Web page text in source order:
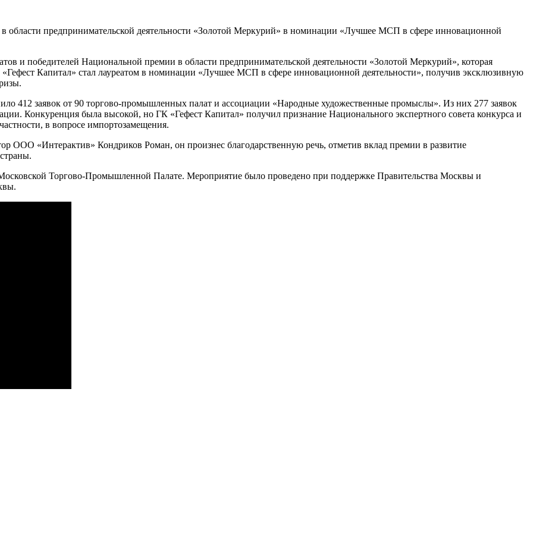
предпринимательской деятельности «Золотой Меркурий» в номинации «Лучшее МСП в сфере инновационной
и победителей Национальной премии в области предпринимательской деятельности «Золотой Меркурий», которая
Капитал» стал лауреатом в номинации «Лучшее МСП в сфере инновационной деятельности», получив эксклюзивную
412 заявок от 90 торгово-промышленных палат и ассоциации «Народные художественные промыслы». Из них 277 заявок
Конкуренция была высокой, но ГК «Гефест Капитал» получил признание Национального экспертного совета конкурса и
в вопросе импортозамещения.
ООО «Интерактив» Кондриков Роман, он произнес благодарственную речь, отметив вклад премии в развитие
Торгово-Промышленной Палате. Мероприятие было проведено при поддержке Правительства Москвы и